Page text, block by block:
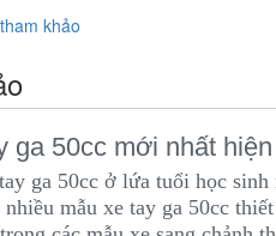
khảo
ga 50cc mới nhất
ga 50cc ở lứa tuổi học
mẫu xe tay ga 50cc